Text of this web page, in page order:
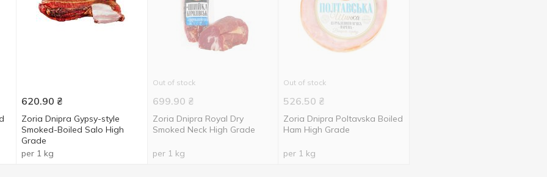
620.90 ₴
Zoria Dnipra Gypsy-style
Smoked-Boiled Salo High
Grade
per 1 kg
Out of stock
699.90 ₴
Zoria Dnipra Royal Dry
Smoked Neck High Grade
per 1 kg
Out of stock
526.50 ₴
Zoria Dnipra Poltavska Boiled
Ham High Grade
per 1 kg